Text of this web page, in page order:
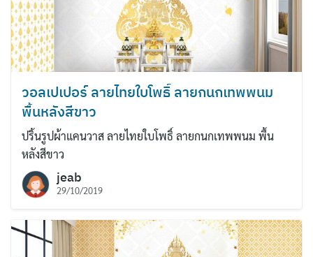
วอลเปเปอร์ ลายไทยใบโพธิ์ ลายกนกเทพพนม
พื้นหลังสีขาว
ปริ้นรูปผ้าแคนวาส ลายไทยใบโพธิ์ ลายกนกเทพพนม พื้น
หลังสีขาว
jeab
29/10/2019